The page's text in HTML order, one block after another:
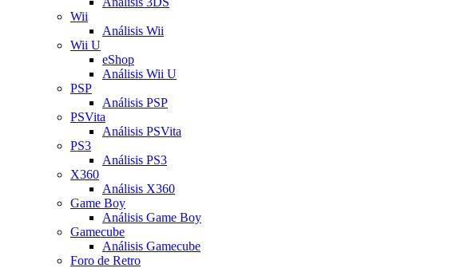
Wii
Análisis Wii
Wii U
eShop
Análisis Wii U
PSP
Análisis PSP
PSVita
Análisis PSVita
PS3
Análisis PS3
X360
Análisis X360
Game Boy
Análisis Game Boy
Gamecube
Análisis Gamecube
Foro de Retro